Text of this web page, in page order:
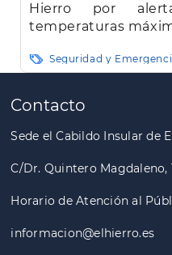
Hierro por
temperaturas
Seguridad y
Paginación
Contacto
Sede el Cabildo Insular de
C/Dr. Quintero Magdaleno,
Horario de Atención al
informacion@elhierro.es